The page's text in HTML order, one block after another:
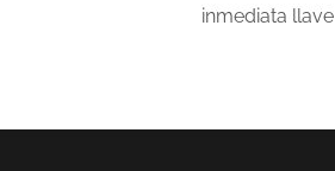
inmediata llave